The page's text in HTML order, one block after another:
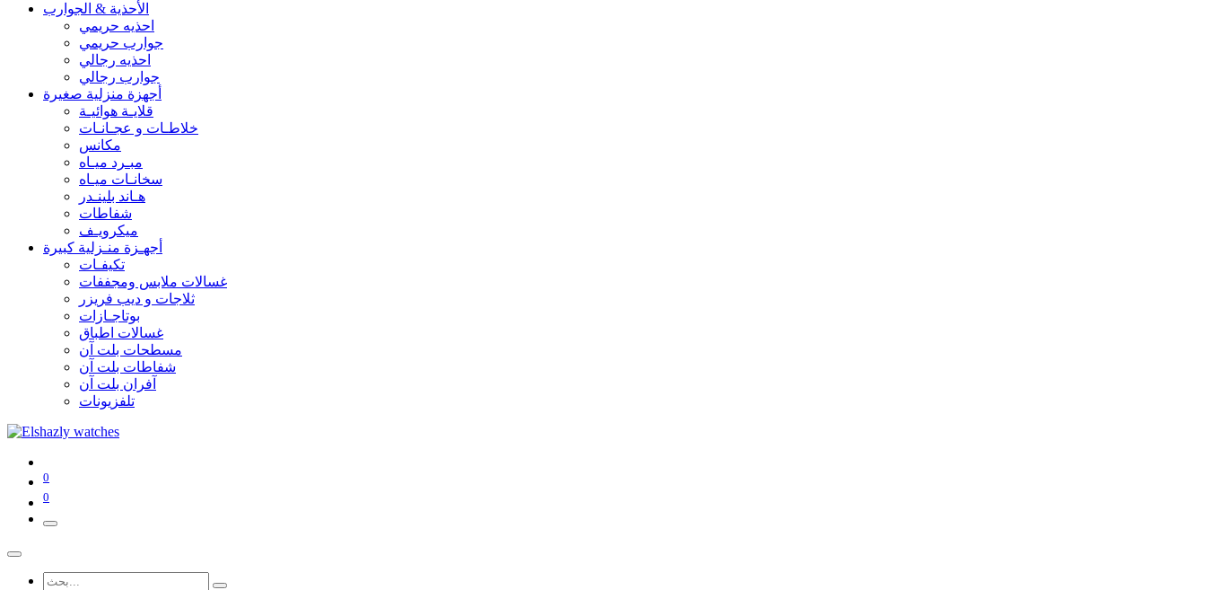
الأحذية & الجوارب
احذيه حريمي
جوارب حريمي
احذيه رجالي
جوارب رجالي
أجهزة منزلية صغيرة
قلايـة هوائيـة
خلاطـات و عجـانـات
مكانس
مبـرد ميـاه
سخانـات ميـاه
هـاند بلينـدر
شفاطات
ميكرويـف
أجهـزة منـزلية كبيرة
تكيفـات
غسالات ملابس ومجففات
ثلاجات و ديب فريزر
بوتاجـازات
غسالات اطباق
مسطحات بلت آن
شفاطات بلت آن
آفران بلت آن
تلفزيونات
0
0